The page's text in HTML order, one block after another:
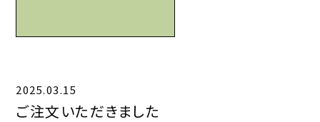
CONTACT
2025.03.15
ご注文いただきました